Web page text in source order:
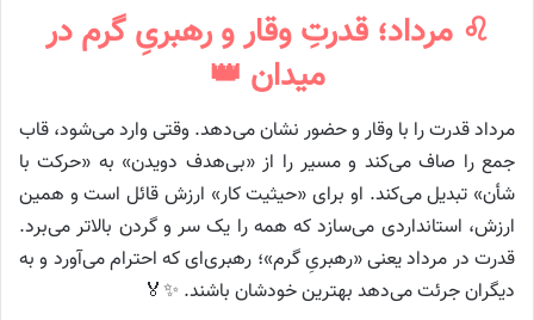
♌ مرداد؛ قدرتِ وقار و رهبریِ گرم در
میدان 👑
مرداد قدرت را با وقار و حضور نشان می‌دهد. وقتی وارد می‌شود، قاب
جمع را صاف می‌کند و مسیر را از «بی‌هدف دویدن» به «حرکت با
شأن» تبدیل می‌کند. او برای «حیثیت کار» ارزش قائل است و همین
ارزش، استانداردی می‌سازد که همه را یک سر و گردن بالاتر می‌برد.
قدرت در مرداد یعنی «رهبریِ گرم»؛ رهبری‌ای که احترام می‌آورد و به
دیگران جرئت می‌دهد بهترین خودشان باشند. ✨🏅